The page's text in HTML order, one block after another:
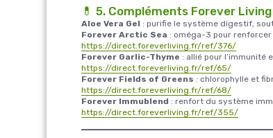
💊 5. Compléments Forever
Aloe Vera Gel : purifie le système digestif,
Forever Arctic Sea : oméga-3 pour
https://direct.foreverliving.fr/ref/376/
Forever Garlic-Thyme : allié pour l’immunité
https://direct.foreverliving.fr/ref/65/
Forever Fields of Greens : chlorophylle et
https://direct.foreverliving.fr/ref/68/
Forever Immublend : renfort du système
https://direct.foreverliving.fr/ref/355/